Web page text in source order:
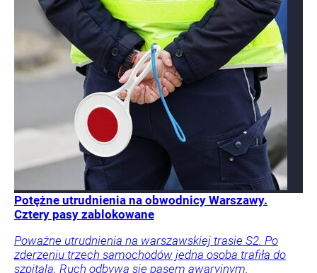
Potężne utrudnienia na obwodnicy Warszawy.
Cztery pasy zablokowane
Poważne utrudnienia na warszawskiej trasie S2. Po
zderzeniu trzech samochodów jedna osoba trafiła do
szpitala. Ruch odbywa się pasem awaryjnym.